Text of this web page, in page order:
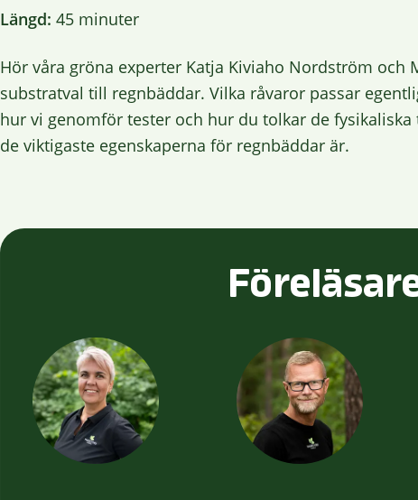
Längd: 45 minuter
Hör våra gröna experter Katja Kiviaho Nordström och
substratval till regnbäddar. Vilka råvaror passar
hur vi genomför tester och hur du tolkar de fysikaliska
de viktigaste egenskaperna för regnbäddar är.